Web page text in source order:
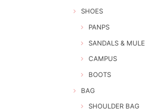
SHOES
PANPS
SANDALS & MULE
CAMPUS
BOOTS
BAG
SHOULDER BAG